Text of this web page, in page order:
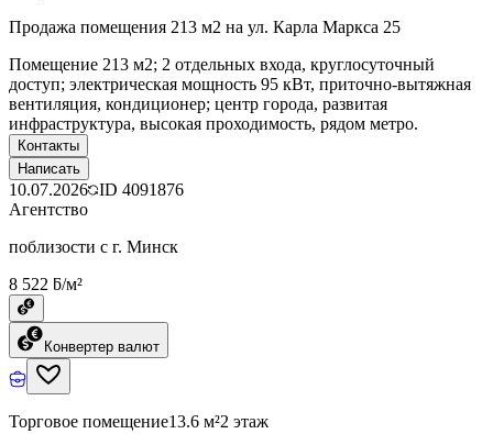
Продажа помещения 213 м2 на ул. Карла Маркса 25
Помещение 213 м2; 2 отдельных входа, круглосуточный
доступ; электрическая мощность 95 кВт, приточно-вытяжная
вентиляция, кондиционер; центр города, развитая
инфраструктура, высокая проходимость, рядом метро.
Контакты
Написать
10.07.2026 ID 4091876
Агентство
поблизости с г. Минск
8 522 ƃ/м²
Конвертер валют
Торговое помещение13.6 м²2 этаж